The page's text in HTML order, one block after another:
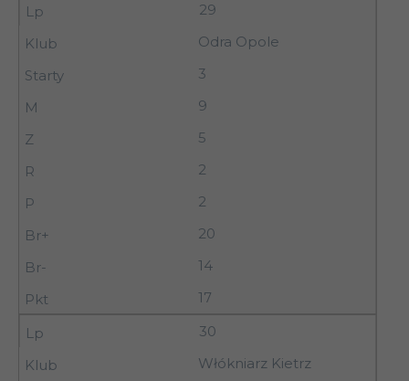
29
Odra Opole
3
9
5
2
2
20
14
17
30
Włókniarz Kietrz